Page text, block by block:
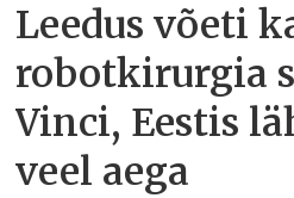
Leedus võeti
robotkirurgia
Vinci, Eestis
veel aega